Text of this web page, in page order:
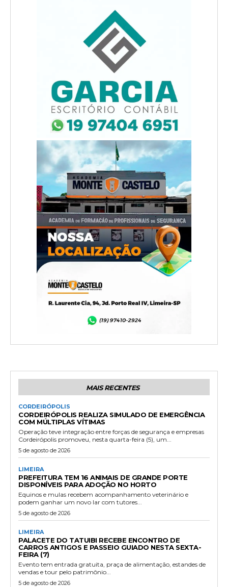
MAIS RECENTES
CORDEIRÓPOLIS
CORDEIRÓPOLIS REALIZA SIMULADO DE EMERGÊNCIA
COM MÚLTIPLAS VÍTIMAS
Operação teve integração entre forças de segurança e empresas
Cordeirópolis promoveu, nesta quarta-feira (5), um...
5 de agosto de 2026
LIMEIRA
PREFEITURA TEM 16 ANIMAIS DE GRANDE PORTE
DISPONÍVEIS PARA ADOÇÃO NO HORTO
Equinos e mulas recebem acompanhamento veterinário e
podem ganhar um novo lar com tutores...
5 de agosto de 2026
LIMEIRA
PALACETE DO TATUIBI RECEBE ENCONTRO DE
CARROS ANTIGOS E PASSEIO GUIADO NESTA SEXTA-
FEIRA (7)
Evento tem entrada gratuita, praça de alimentação, estandes de
vendas e tour pelo patrimônio...
5 de agosto de 2026